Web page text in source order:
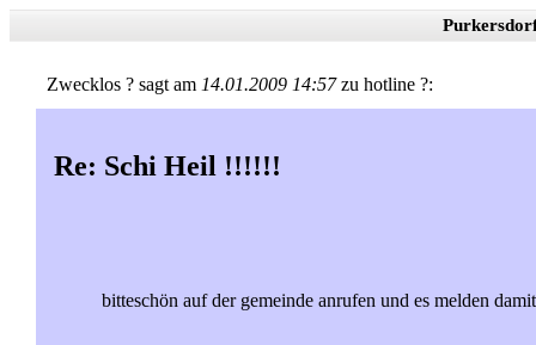
Zwecklos ? sagt am 14.01.2009 14:57zu hotline ?:
Re: Schi Heil !!!!!!
bitteschön auf der gemeinde anrufen und es melden